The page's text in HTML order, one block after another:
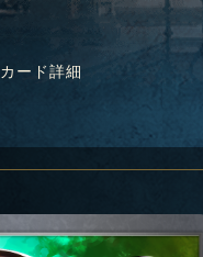
カード詳細